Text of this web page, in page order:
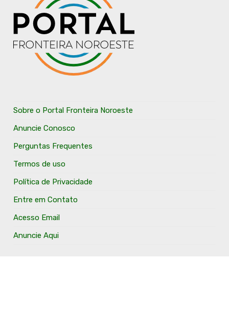
Sobre o Portal Fronteira Noroeste
Anuncie Conosco
Perguntas Frequentes
Termos de uso
Política de Privacidade
Entre em Contato
Acesso Email
Anuncie Aqui